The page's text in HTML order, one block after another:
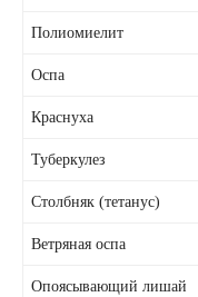
Полиомиелит
Оспа
Краснуха
Туберкулез
Столбняк (тетанус)
Ветряная оспа
Опоясывающий лишай